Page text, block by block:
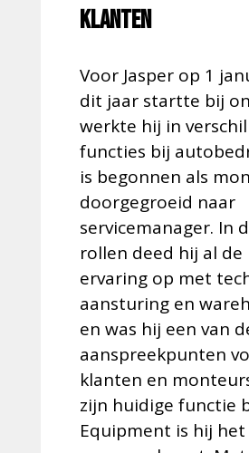
klanten
Voor Jasper op 1
dit jaar startte bij
werkte hij in
functies bij
is begonnen als
doorgegroeid naar
servicemanager. In
rollen deed hij al de
ervaring op met
aansturing en
en was hij een van
aanspreekpunten
klanten en
zijn huidige functie
Equipment is hij